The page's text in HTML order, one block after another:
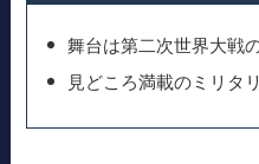
舞台は第二次世界大戦
見どころ満載のミリタ